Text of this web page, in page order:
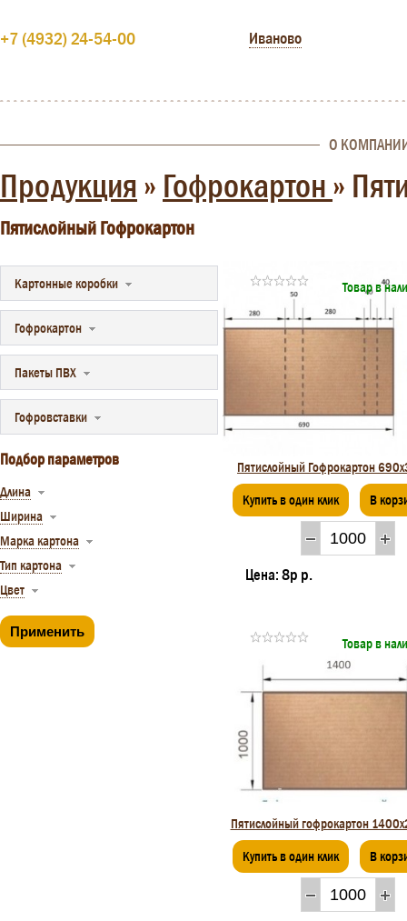
+7 (4932) 24-54-00 Иваново
О
Продукция » Гофрокартон »
Пятислойный Гофрокартон
Картонные коробки
Гофрокартон
Пакеты ПВХ
Гофровставки
Подбор параметров
Длина
Ширина
Марка картона
Тип картона
Цвет
Товар в
Пятислойный Гофрокартон
Купить в один клик В
Цена: 8р р.
Товар в
Пятислойный гофрокартон
Купить в один клик В